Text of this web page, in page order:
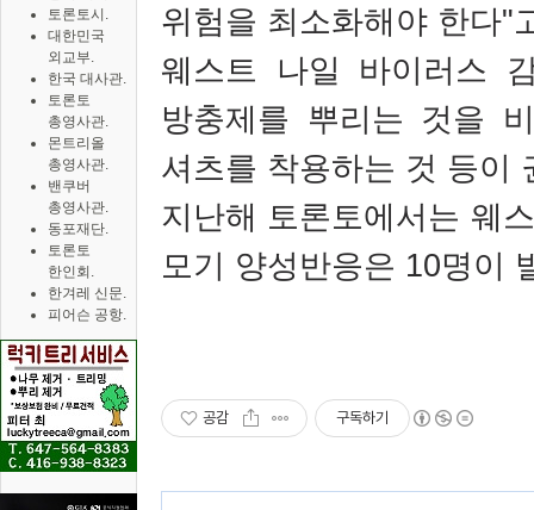
토론토시.
대한민국
외교부.
한국 대사관.
토론토
총영사관.
몬트리올
총영사관.
밴쿠버
총영사관.
동포재단.
토론토
한인회.
한겨레 신문.
피어슨 공항.
위험을 최소화해야 한다"
웨스트 나일 바이러스
방충제를 뿌리는 것을
셔츠를 착용하는 것 등이
지난해 토론토에서는 웨
모기 양성반응은 10명이
공감 구독하기